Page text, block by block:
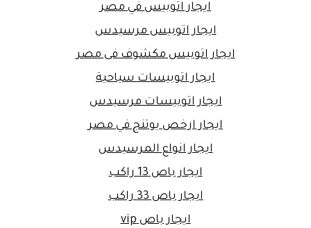
ايجار اتوبيس في مصر
ايجار اتوبيس مرسيدس
ايجار اتوبيس مكشوف فى مصر
ايجار اتوبيسات سياحية
ايجار اتوبيسات مرسيدس
ايجار ارخص يوتنج في مصر
ايجار انواع المرسيدس
ايجار باص 13 راكب
ايجار باص 33 راكب
ايجار باص vip